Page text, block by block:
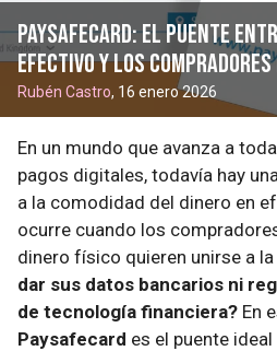
Paysafecard: El puente
efectivo y los
Rubén Castro, 16 enero 2026
En un mundo que avanza a
pagos digitales, todavía hay
a la comodidad del dinero en
ocurre cuando los
dinero físico quieren unirse a
dar sus datos bancarios ni
de tecnología financiera? En
Paysafecard es el puente